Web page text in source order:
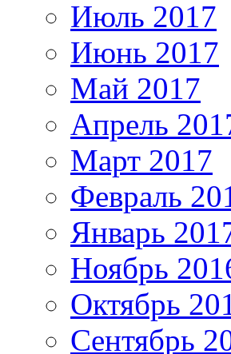
Июль 2017
Июнь 2017
Май 2017
Апрель
Март 2017
Февраль
Январь
Ноябрь
Октябрь
Сентябрь